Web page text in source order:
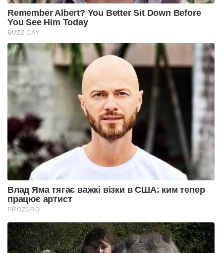
Remember Albert? You Better Sit Down Before
You See Him Today
BUZZ DAY
Влад Яма тягає важкі візки в США: ким тепер
працює артист
PROZORO